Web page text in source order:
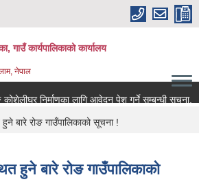
गाउँ कार्यपालिकाको कार्यालय
नेपाल
निर्माणका लागि आवेदन पेश गर्ने सम्बन्धी सूचना.
बारे रोङ गाउँपालिकाको सूचना !
हुने बारे रोङ गाउँपालिकाको